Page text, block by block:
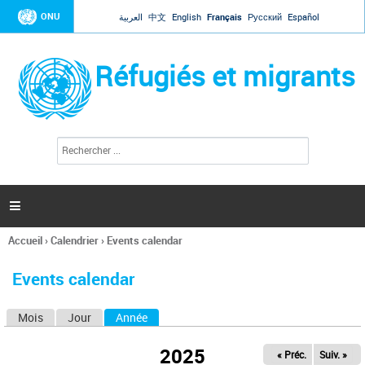
Jump to navigation
ONU العربية 中文 English Français Русский Español
Réfugiés et migrants
l
c
h
e

Vous
ici
Accueil›Calendrier› Events calendar
Events calendar
Mois Jour Année
2025 « Préc. Suiv. »